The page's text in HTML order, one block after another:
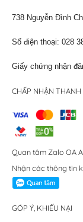
738 Nguyễn Đình
Số điện thoại: 028
Giấy chứng nhận
CHẤP NHẬN THANH
Quan tâm Zalo OA
Nhận các thông tin
GÓP Ý, KHIẾU NẠI